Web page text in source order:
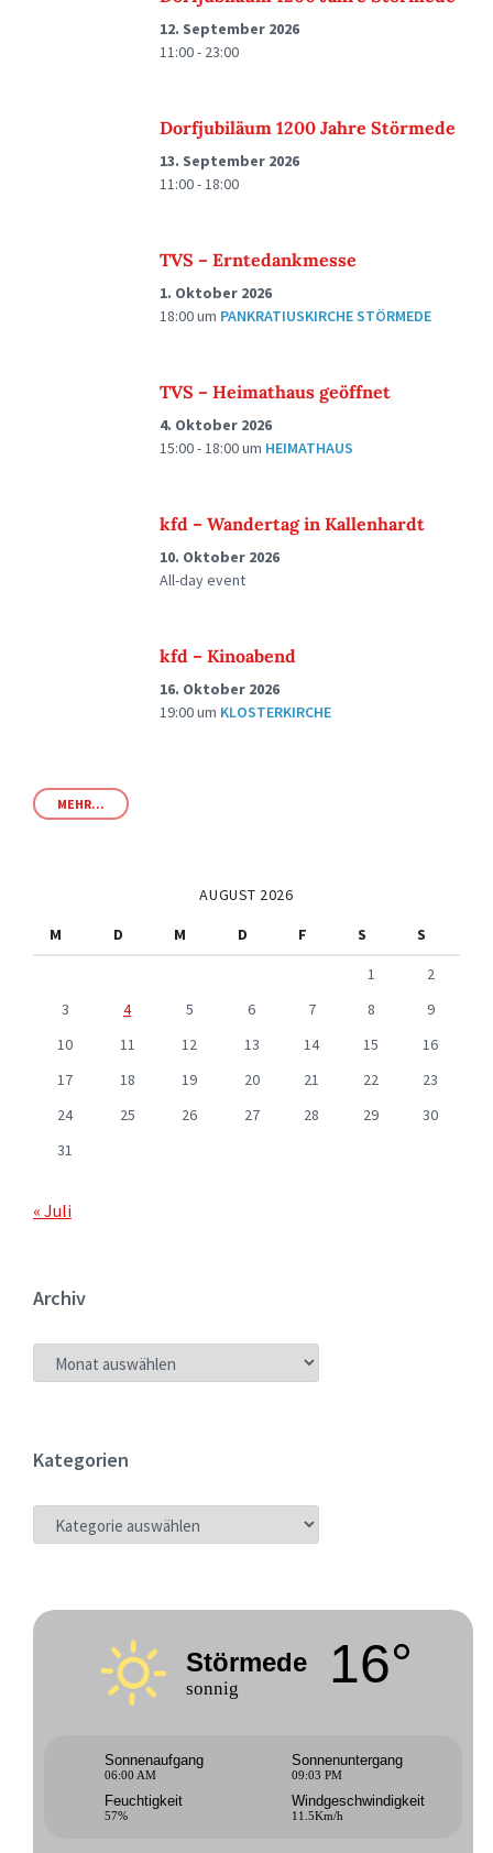
12. September 2026
11:00 - 23:00
Dorfjubiläum 1200 Jahre Störmede
13. September 2026
11:00 - 18:00
TVS – Erntedankmesse
1. Oktober 2026
18:00um PANKRATIUSKIRCHE STÖRMEDE
TVS – Heimathaus geöffnet
4. Oktober 2026
15:00 - 18:00um HEIMATHAUS
kfd – Wandertag in Kallenhardt
10. Oktober 2026
All-day event
kfd – Kinoabend
16. Oktober 2026
19:00um KLOSTERKIRCHE
MEHR...
AUGUST 2026
M
D M D F S
S
1
2
3
4 5 6 7 8
9
10
11 12 13 14 15
16
17
18 19 20 21 22
23
24
25 26 27 28 29
30
31
« Juli
Archiv
ARCHIV
Kategorien
KATEGORIEN
Störmede
sonnig 16°
Sonnenaufgang
06:00 AM
Sonnenuntergang
09:03 PM
Feuchtigkeit
57%
Windgeschwindigkeit
11.5Km/h